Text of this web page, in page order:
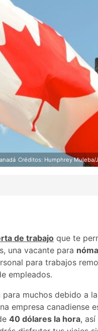
Créditos: Humphrey Muleba/
de trabajo que te
una vacante para
para trabajos
empleados.
muchos debido a
empresa canadiense
40 dólares la hora,